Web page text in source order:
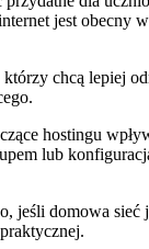
jest obecny
którzy chcą lepiej
hostingu
lub
jeśli domowa